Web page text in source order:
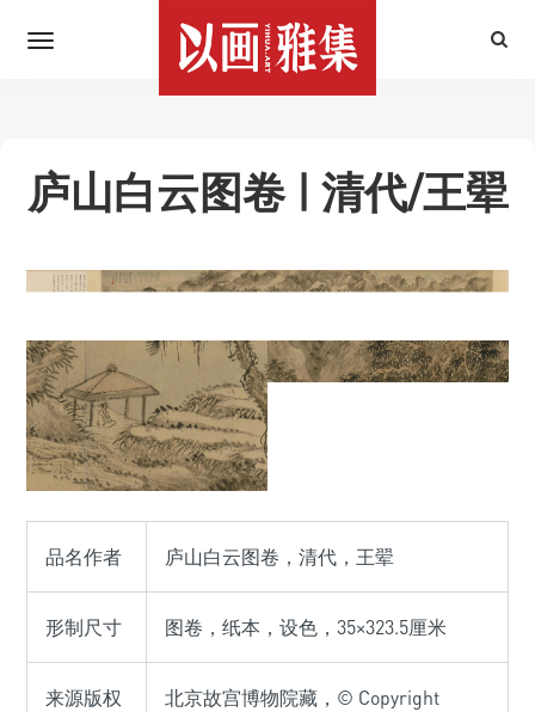
庐山白云图卷 | 清代/王翚
品名作者 庐山白云图卷，清代，王翚
形制尺寸 图卷，纸本，设色，35×323.5厘米
来源版权 北京故宫博物院藏，© Copyright